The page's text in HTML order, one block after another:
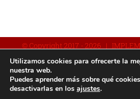
© Copyright 2017 - 2026 |
Facebook
Utilizamos cookies para ofrecerte la
nuestra web.
Puedes aprender más sobre qué
desactivarlas en los ajustes.